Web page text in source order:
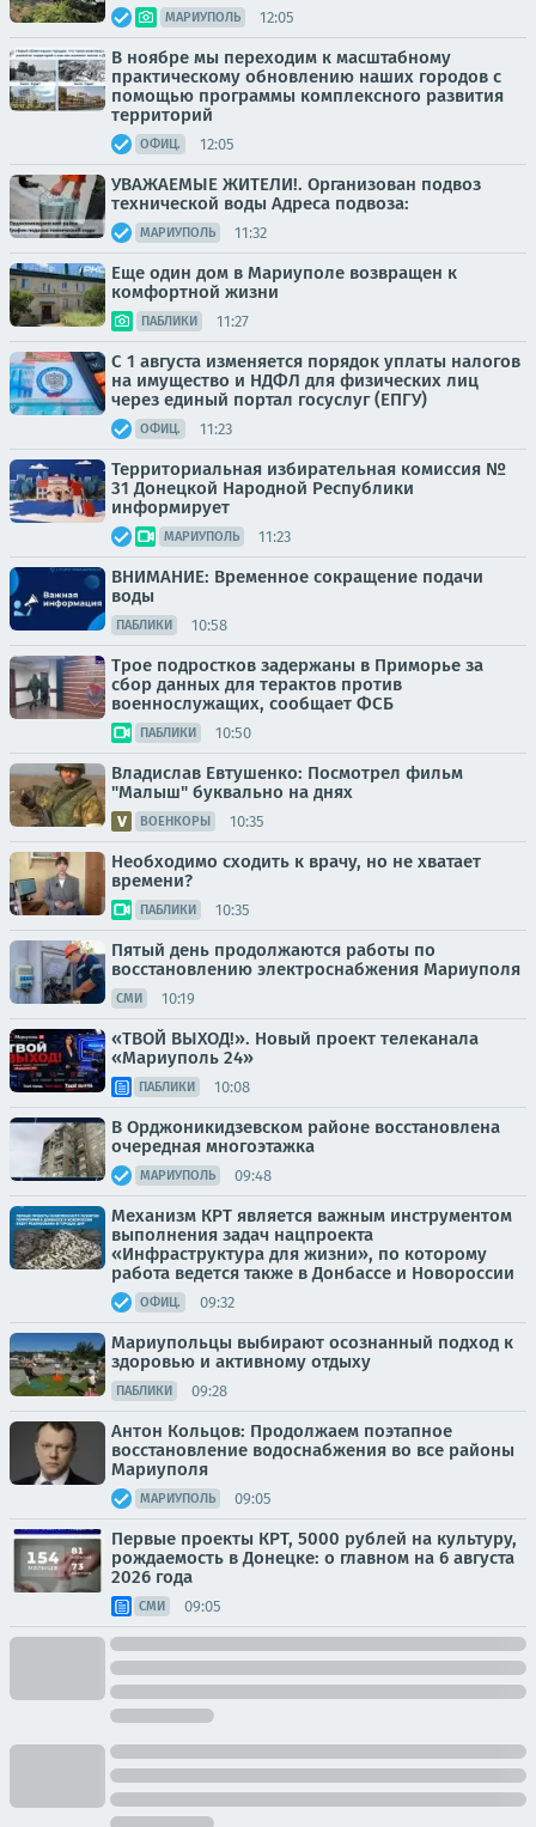
МАРИУПОЛЬ 12:05
В ноябре мы переходим к масштабному
практическому обновлению наших городов с
помощью программы комплексного развития
территорий
ОФИЦ. 12:05
УВАЖАЕМЫЕ ЖИТЕЛИ!. Организован подвоз
технической воды Адреса подвоза:
МАРИУПОЛЬ 11:32
Еще один дом в Мариуполе возвращен к
комфортной жизни
ПАБЛИКИ 11:27
С 1 августа изменяется порядок уплаты налогов
на имущество и НДФЛ для физических лиц
через единый портал госуслуг (ЕПГУ)
ОФИЦ. 11:23
Территориальная избирательная комиссия №
31 Донецкой Народной Республики
информирует
МАРИУПОЛЬ 11:23
ВНИМАНИЕ: Временное сокращение подачи
воды
ПАБЛИКИ 10:58
Трое подростков задержаны в Приморье за
сбор данных для терактов против
военнослужащих, сообщает ФСБ
ПАБЛИКИ 10:50
Владислав Евтушенко: Посмотрел фильм
"Малыш" буквально на днях
ВОЕНКОРЫ 10:35
Необходимо сходить к врачу, но не хватает
времени?
ПАБЛИКИ 10:35
Пятый день продолжаются работы по
восстановлению электроснабжения Мариуполя
СМИ 10:19
«ТВОЙ ВЫХОД!». Новый проект телеканала
«Мариуполь 24»
ПАБЛИКИ 10:08
В Орджоникидзевском районе восстановлена
очередная многоэтажка
МАРИУПОЛЬ 09:48
Механизм КРТ является важным инструментом
выполнения задач нацпроекта
«Инфраструктура для жизни», по которому
работа ведется также в Донбассе и Новороссии
ОФИЦ. 09:32
Мариупольцы выбирают осознанный подход к
здоровью и активному отдыху
ПАБЛИКИ 09:28
Антон Кольцов: Продолжаем поэтапное
восстановление водоснабжения во все районы
Мариуполя
МАРИУПОЛЬ 09:05
Первые проекты КРТ, 5000 рублей на культуру,
рождаемость в Донецке: о главном на 6 августа
2026 года
СМИ 09:05